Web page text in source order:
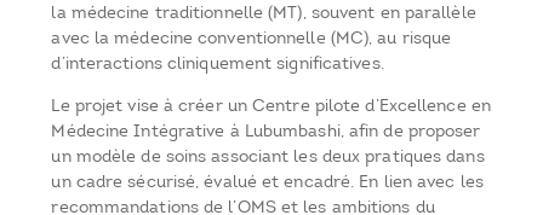
la médecine traditionnelle (MT), souvent en parallèle
avec la médecine conventionnelle (MC), au risque
d’interactions cliniquement significatives.
Le projet vise à créer un Centre pilote d’Excellence en
Médecine Intégrative à Lubumbashi, afin de proposer
un modèle de soins associant les deux pratiques dans
un cadre sécurisé, évalué et encadré. En lien avec les
recommandations de l’OMS et les ambitions du